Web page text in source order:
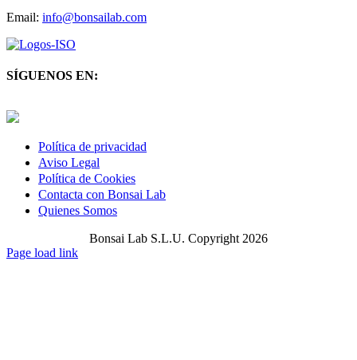
Email: info@bonsailab.com
SÍGUENOS EN:
Política de privacidad
Aviso Legal
Política de Cookies
Contacta con Bonsai Lab
Quienes Somos
Bonsai Lab S.L.U. Copyright 2026
Page load link